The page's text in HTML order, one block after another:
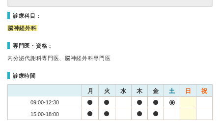
診療科目：
脳神経外科
専門医・資格：
内分泌代謝科専門医、脳神経外科専門医
診療時間
月 火 水 木 金 土 日 祝
09:00-12:30
15:00-18:00